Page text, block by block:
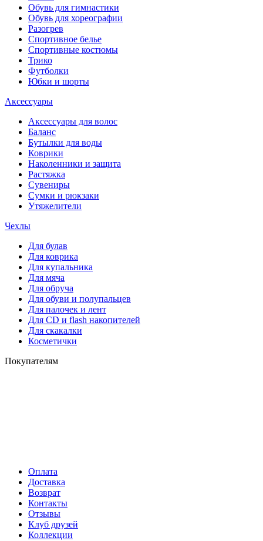
Обувь для гимнастики
Обувь для хореографии
Разогрев
Спортивное белье
Спортивные костюмы
Трико
Футболки
Юбки и шорты
Аксессуары
Аксессуары для волос
Баланс
Бутылки для воды
Коврики
Наколенники и защита
Растяжка
Сувениры
Сумки и рюкзаки
Утяжелители
Чехлы
Для булав
Для коврика
Для купальника
Для мяча
Для обруча
Для обуви и полупальцев
Для палочек и лент
Для СD и flash накопителей
Для скакалки
Косметички
Покупателям
Оплата
Доставка
Возврат
Контакты
Отзывы
Клуб друзей
Коллекции